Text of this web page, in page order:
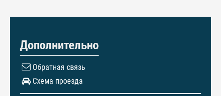
Дополнительно
Обратная связь
Схема проезда